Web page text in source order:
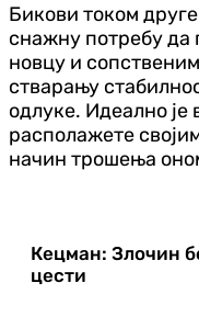
Бикови током друге
снажну потребу да
новцу и
стварању
одлуке. Идеално је
располажете
начин трошења
Кецман: Злочин
цести